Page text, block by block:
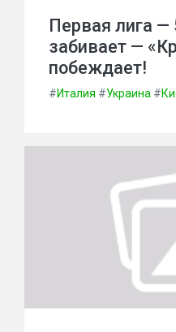
Первая лига —
забивает —
побеждает!
#Италия #Украина #